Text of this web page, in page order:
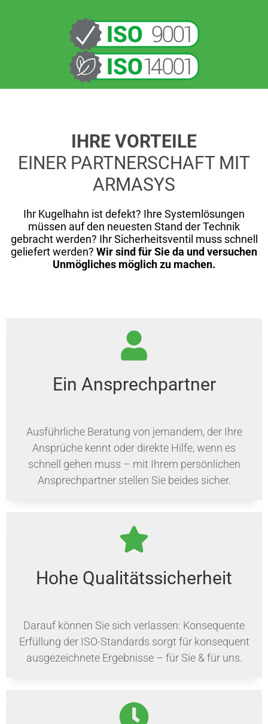
IHRE VORTEILE
EINER PARTNER­SCHAFT MIT
ARMASYS
Ihr Kugelhahn ist defekt? Ihre Systemlösungen
müssen auf den neuesten Stand der Technik
gebracht werden? Ihr Sicherheitsventil muss schnell
geliefert werden? Wir sind für Sie da und versuchen
Unmögliches möglich zu machen.
Ein Ansprechpartner
Ausführliche Beratung von jemandem, der Ihre
Ansprüche kennt oder direkte Hilfe, wenn es
schnell gehen muss – mit Ihrem persönlichen
Ansprechpartner stellen Sie beides sicher.
Hohe Qualitätssicherheit
Darauf können Sie sich verlassen: Konsequente
Erfüllung der ISO-Standards sorgt für konsequent
ausgezeichnete Ergebnisse – für Sie & für uns.